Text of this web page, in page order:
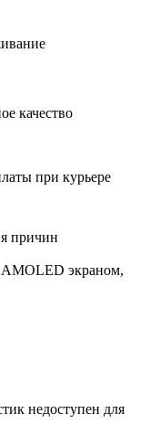
качество
при курьере
причин
экраном,
недоступен для